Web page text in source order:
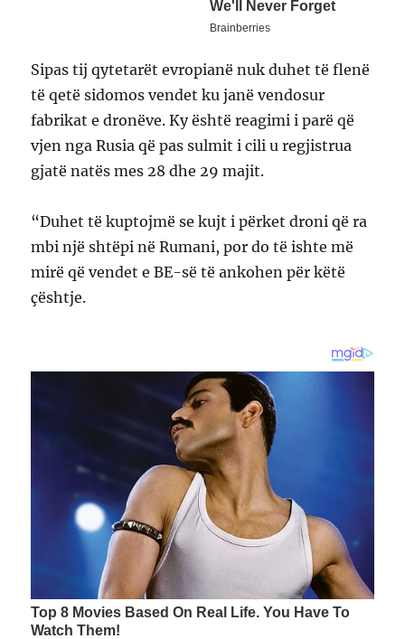
Sipas tij qytetarët evropianë nuk duhet të flenë
të qetë sidomos vendet ku janë vendosur
fabrikat e dronëve. Ky është reagimi i parë që
vjen nga Rusia që pas sulmit i cili u regjistrua
gjatë natës mes 28 dhe 29 majit.
“Duhet të kuptojmë se kujt i përket droni që ra
mbi një shtëpi në Rumani, por do të ishte më
mirë që vendet e BE-së të ankohen për këtë
çështje.